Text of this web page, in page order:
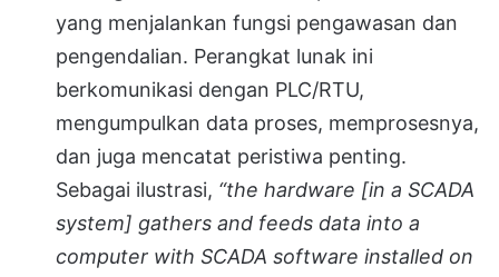
yang menjalankan fungsi pengawasan dan
pengendalian. Perangkat lunak ini
berkomunikasi dengan PLC/RTU,
mengumpulkan data proses, memprosesnya,
dan juga mencatat peristiwa penting.
Sebagai ilustrasi, “the hardware [in a SCADA
system] gathers and feeds data into a
computer with SCADA software installed on